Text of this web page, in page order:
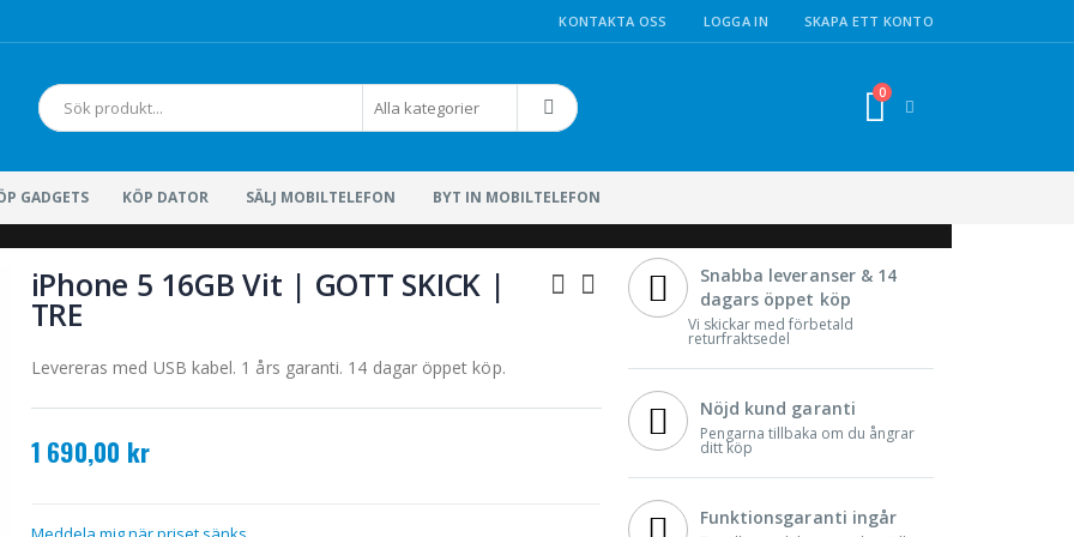
KONTAKTA OSS LOGGA IN SKAPA ETT KONTO
Cart
0
Sök
GADGETS KÖP DATOR SÄLJ MOBILTELEFON BYT IN MOBILTELEFON
iPhone 5 16GB Vit | GOTT SKICK |
TRE
Levereras med USB kabel. 1 års garanti. 14 dagar öppet köp.
1 690,00 kr
Snabba leveranser & 14
dagars öppet köp
Vi skickar med förbetald
returfraktsedel
Nöjd kund garanti
Pengarna tillbaka om du ångrar
ditt köp
Funktionsgaranti ingår